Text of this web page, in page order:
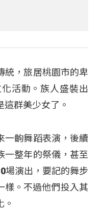
統，旅居桃園市的卑
活動。族人盛裝出
群美少女了。
一齣舞蹈表演，後續
一整年的祭儀，甚至
場演出，要記的舞步
樣。不過他們投入其